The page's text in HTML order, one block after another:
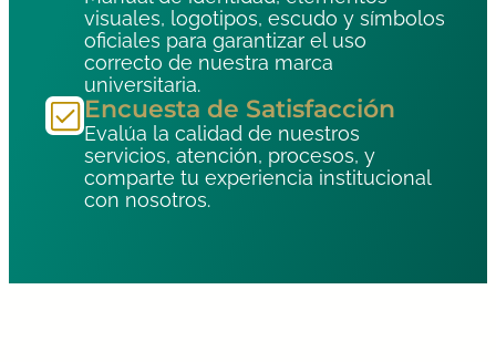
visuales, logotipos, escudo y símbolos
oficiales para garantizar el uso
correcto de nuestra marca
universitaria.
Encuesta de Satisfacción
Evalúa la calidad de nuestros
servicios, atención, procesos, y
comparte tu experiencia institucional
con nosotros.